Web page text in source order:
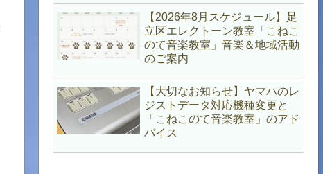
【2026年8月スケジュール】足
立区エレクトーン教室「こねこ
のて音楽教室」音楽＆地域活動
のご案内
【大切なお知らせ】ヤマハのレ
ジストデータ対応機種変更と
「こねこのて音楽教室」のアド
バイス